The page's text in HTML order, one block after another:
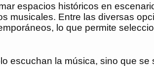
espacios históricos en
musicales. Entre las diversas
lo que permite
escuchan la música, sino que